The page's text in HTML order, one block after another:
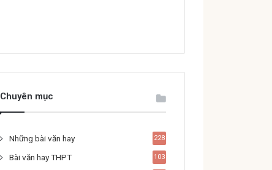
Chuyên mục
Những bài văn hay 228
Bài văn hay THPT 103